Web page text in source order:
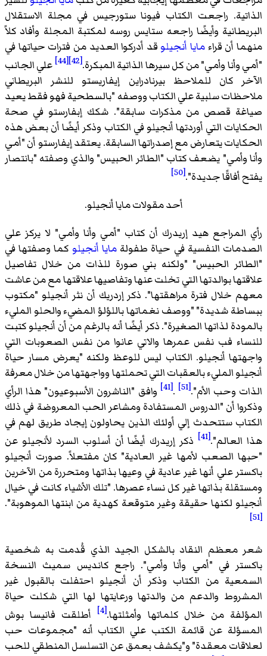
راجعت الكتاب فيونا ستورجيس في مجلة الاستقلال
وأيضًا راجعه ستايس روسه لمكتبة المجلة وأفاد كلاً
أن قراءمايا أنجيلوقد أدركوا العديد من فترات حياتها في
وأمي" من كل سيرها الذاتية المبكرة.
[44]
علي الجانب
كان للملاحظ بيرنادراين إيفاريستو للنشر البريطاني
سلبية علي الكتاب ووصفه "بالسطحية فهو فقط يعيد
قصص من مذكرات سابقة". شكك إبفارستو في صحة
التي أوردتها أنجيلو في الكتاب وذكر أيضًا أن بعض هذه
يتعارض مع إصدراتها السابقة. يعتقد إيفارستو أن "أمي
وأمي" يضعف كتاب "الطائر الحبيس" والذي وصفته "بانتصار
أفاقًا جديدة".
أحد مقولات مايا أنجيلو.
هيد إريدرك أن كتاب "أمي وأنا وأمي" لا يركز علي
النفسية في حياة طفولةمايا أنجيلوكما وصفتها في
الحبيس" "ولكنه بني صورة للذات من خلال تفاصيل
بوالدتها التي تخلت عنها وتفاصيها علاقتها مع من عاشت
خلال فترة مراهقتها". ذكر إردريك أن نثر أنجيلو "مكتوب
شديدة" "ووصف نغماتها باللؤلؤ المضيء والحلو المليء
لذاتها الصغيرة". ذكر أيضًا أنه بالرغم من أن أنجيلو كتبت
فب نفس عمرها والاتي عانوا من نفس الصعوبات التي
أنجيلو. الكتاب ليس للوعظ ولكنه "يعرض مسار حياة
المليء بالعقبات التي تحملتها وواجهتها من خلال معرفة
وحب الأم". [51]
.
[41]
وافق "الناشرون الأسبوعيون" هذا الرأي
أن "الدروس المستفادة ومشاعر الحب المعروضة في ذلك
ستتحدث إلي أولئك الذين يحاولون إيجاد طريق لهم في
ذكر إريدرك أيضًا أن أسلوب السرد لأنجيلو عن
الصعب لأمها غير العادية" كان مفتعلاً. صورت أنجيلو
علي أنها غير عادية في وعيها بذاتها ومتحررة من الآخرين
بذاتها غير كل نساء عصرها. "تلك الأشياء كانت في خيال
لكنها حقيقة وغير متوقعة كهدية من ابنتها الموهوبة".
معظم النقاد بالشكل الجيد الذي قُدمت به شخصية
في "أمي وأنا وأمي". راجع كانديس سميث النسخة
من الكتاب وذكر أن أنجيلو احتفلت بالقبول غير
والدعم من والدتها ورعايتها لها التي شكلت حياة
من خلال كلماتها وأمثلتها.[4] أطلقت فانيسا بوش
عن قائمة الكتب علي الكتاب أنه "مجموعات حب
معقدة" و"يكشف بعمق عن التسلسل المنطقي للحب